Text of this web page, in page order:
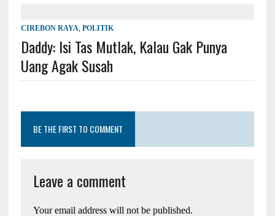
CIREBON RAYA POLITIK
Daddy: Isi Tas Mutlak, Kalau Gak Punya
Uang Agak Susah
BE THE FIRST TO COMMENT
Leave a comment
Your email address will not be published.